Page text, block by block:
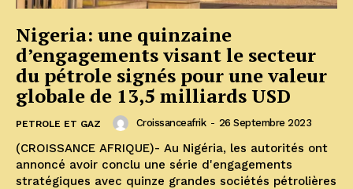
Nigeria: une quinzaine
d’engagements visant le secteur
du pétrole signés pour une valeur
globale de 13,5 milliards USD
PETROLE ET GAZ Croissanceafrik - 26 Septembre 2023
(CROISSANCE AFRIQUE)- Au Nigéria, les autorités ont
annoncé avoir conclu une série d'engagements
stratégiques avec quinze grandes sociétés pétrolières